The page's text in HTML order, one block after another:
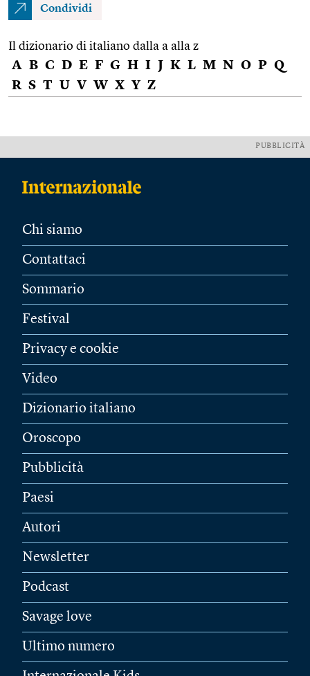
Condividi
Il dizionario di italiano dalla a alla z
A B C D E F G H I J K L M N O P Q
R S T U V W X Y Z
PUBBLICITÀ
Chi siamo
Contattaci
Sommario
Festival
Privacy e cookie
Video
Dizionario italiano
Oroscopo
Pubblicità
Paesi
Autori
Newsletter
Podcast
Savage love
Ultimo numero